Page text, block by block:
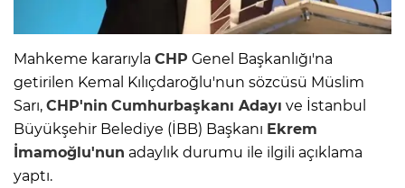
Mahkeme kararıyla CHP Genel Başkanlığı'na
getirilen Kemal Kılıçdaroğlu'nun sözcüsü Müslim
Sarı, CHP'nin Cumhurbaşkanı Adayı ve İstanbul
Büyükşehir Belediye (İBB) Başkanı Ekrem
İmamoğlu'nun adaylık durumu ile ilgili açıklama
yaptı.